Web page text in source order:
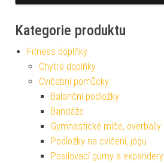
Kategorie produktu
Fitness doplňky
Chytré doplňky
Cvičební pomůcky
Balanční podložky
Bandáže
Gymnastické míče, overbally
Podložky na cvičení, jógu
Posilovací gumy a expandery